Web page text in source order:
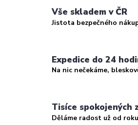
Vše skladem v ČR
Jistota bezpečného
Expedice do 24
Na nic nečekáme,
Tisíce spokojených
Děláme radost už od